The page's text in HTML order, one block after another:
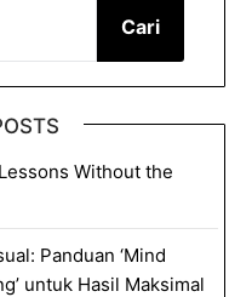
Cari
Without the
Panduan ‘Mind
untuk Hasil Maksimal